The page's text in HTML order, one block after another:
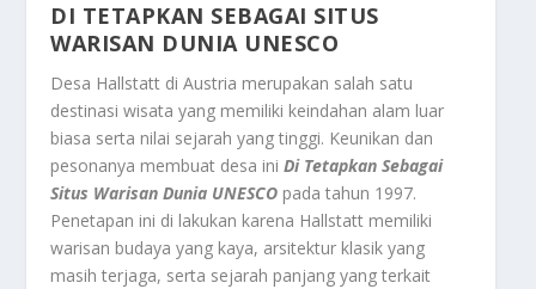
DI TETAPKAN SEBAGAI SITUS
WARISAN DUNIA UNESCO
Desa Hallstatt di Austria merupakan salah satu
destinasi wisata yang memiliki keindahan alam luar
biasa serta nilai sejarah yang tinggi. Keunikan dan
pesonanya membuat desa iniDi Tetapkan Sebagai
Situs Warisan Dunia UNESCO pada tahun 1997.
Penetapan ini di lakukan karena Hallstatt memiliki
warisan budaya yang kaya, arsitektur klasik yang
masih terjaga, serta sejarah panjang yang terkait